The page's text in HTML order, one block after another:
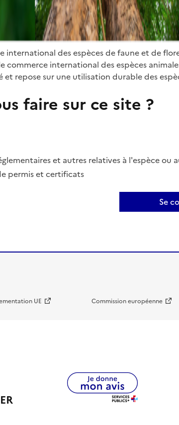
international des espèces de faune et de
international des espèces
repose sur une utilisation durable des
faire sur ce site ?
et autres relatives à l'espèce ou
permis et certificats
Se
UE Commission européenne